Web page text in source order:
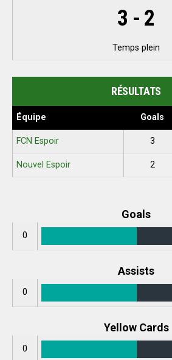
3 - 2
Temps plein
RÉSULTATS
Équipe Goals
FCN Espoir 3
Nouvel Espoir 2
Goals
0
Assists
0
Yellow Cards
0